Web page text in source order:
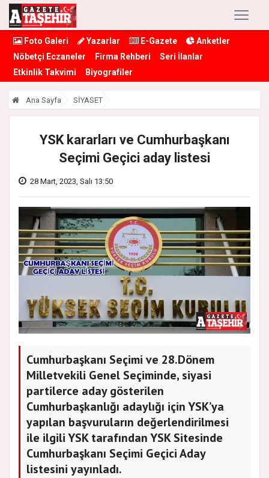
Foto Galeri Yazarlar E-Gazete
Anketler
Nöbetçi Eczaneler
Firma Rehberi
Seri İlanlar
Etkinlik Takvimi
Biyografiler
Ana Sayfa SİYASET
YSK kararları ve Cumhurbaşkanı
Seçimi Geçici aday listesi
28 Mart, 2023, Salı 13:50
Cumhurbaşkanı Seçimi ve 28.Dönem
Milletvekili Genel Seçiminde, siyasi
partilerce aday gösterilen
Cumhurbaşkanlığı adaylığı için YSK’ya
yapılan başvuruların değerlendirilmesi
ile ilgili YSK tarafından YSK Sitesinde
Cumhurbaşkanı Seçimi Geçici Aday
listesini yayınladı.